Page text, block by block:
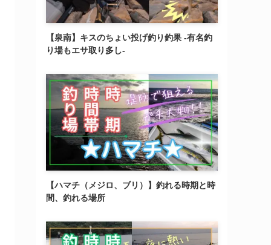
【泉南】キスのちょい投げ釣り釣果 -有名釣
り場もエサ取り多し-
【ハマチ（メジロ、ブリ）】釣れる時期と時
間、釣れる場所